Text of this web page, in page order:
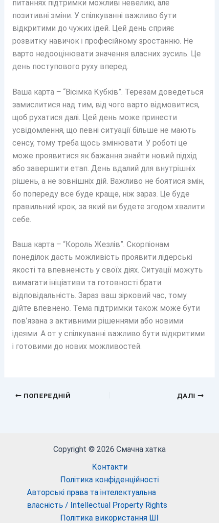
питаннях підтримки можливі невеликі, але
позитивні зміни. У спілкуванні важливо бути
відкритими до чужих ідей. Цей день сприяє
розвитку навичок і професійному зростанню. Не
варто недооцінювати значення власних зусиль. Це
день поступового руху вперед.
Ваша карта – “Вісімка Кубків”. Терезам доведеться
замислитися над тим, від чого варто відмовитися,
щоб рухатися далі. Цей день може принести
усвідомлення, що певні ситуації більше не мають
сенсу, тому треба щось змінювати. У роботі це
може проявитися як бажання знайти новий підхід
або завершити етап. День вдалий для внутрішніх
рішень, а не зовнішніх дій. Важливо не боятися змін,
бо попереду все буде краще, ніж зараз. Це буде
правильний крок, за який ви будете згодом хвалити
себе.
Ваша карта – “Король Жезлів”. Скорпіонам
понеділок дасть можливість проявити лідерські
якості та впевненість у своїх діях. Ситуації можуть
вимагати ініціативи та готовності брати
відповідальність. Зараз ваш зірковий час, тому
дійте впевнено. Тема підтримки також може бути
пов’язана з активними рішеннями або новими
ідеями. А от у спілкуванні важливо бути відкритими
і готовими до нових можливостей.
ПОПЕРЕДНІЙ ДАЛІ
Copyright © 2026 Смачна хатка
Контакти
Політика конфіденційності
Авторські права та інтелектуальна
власність / Intellectual Property Rights
Політика використання ШІ